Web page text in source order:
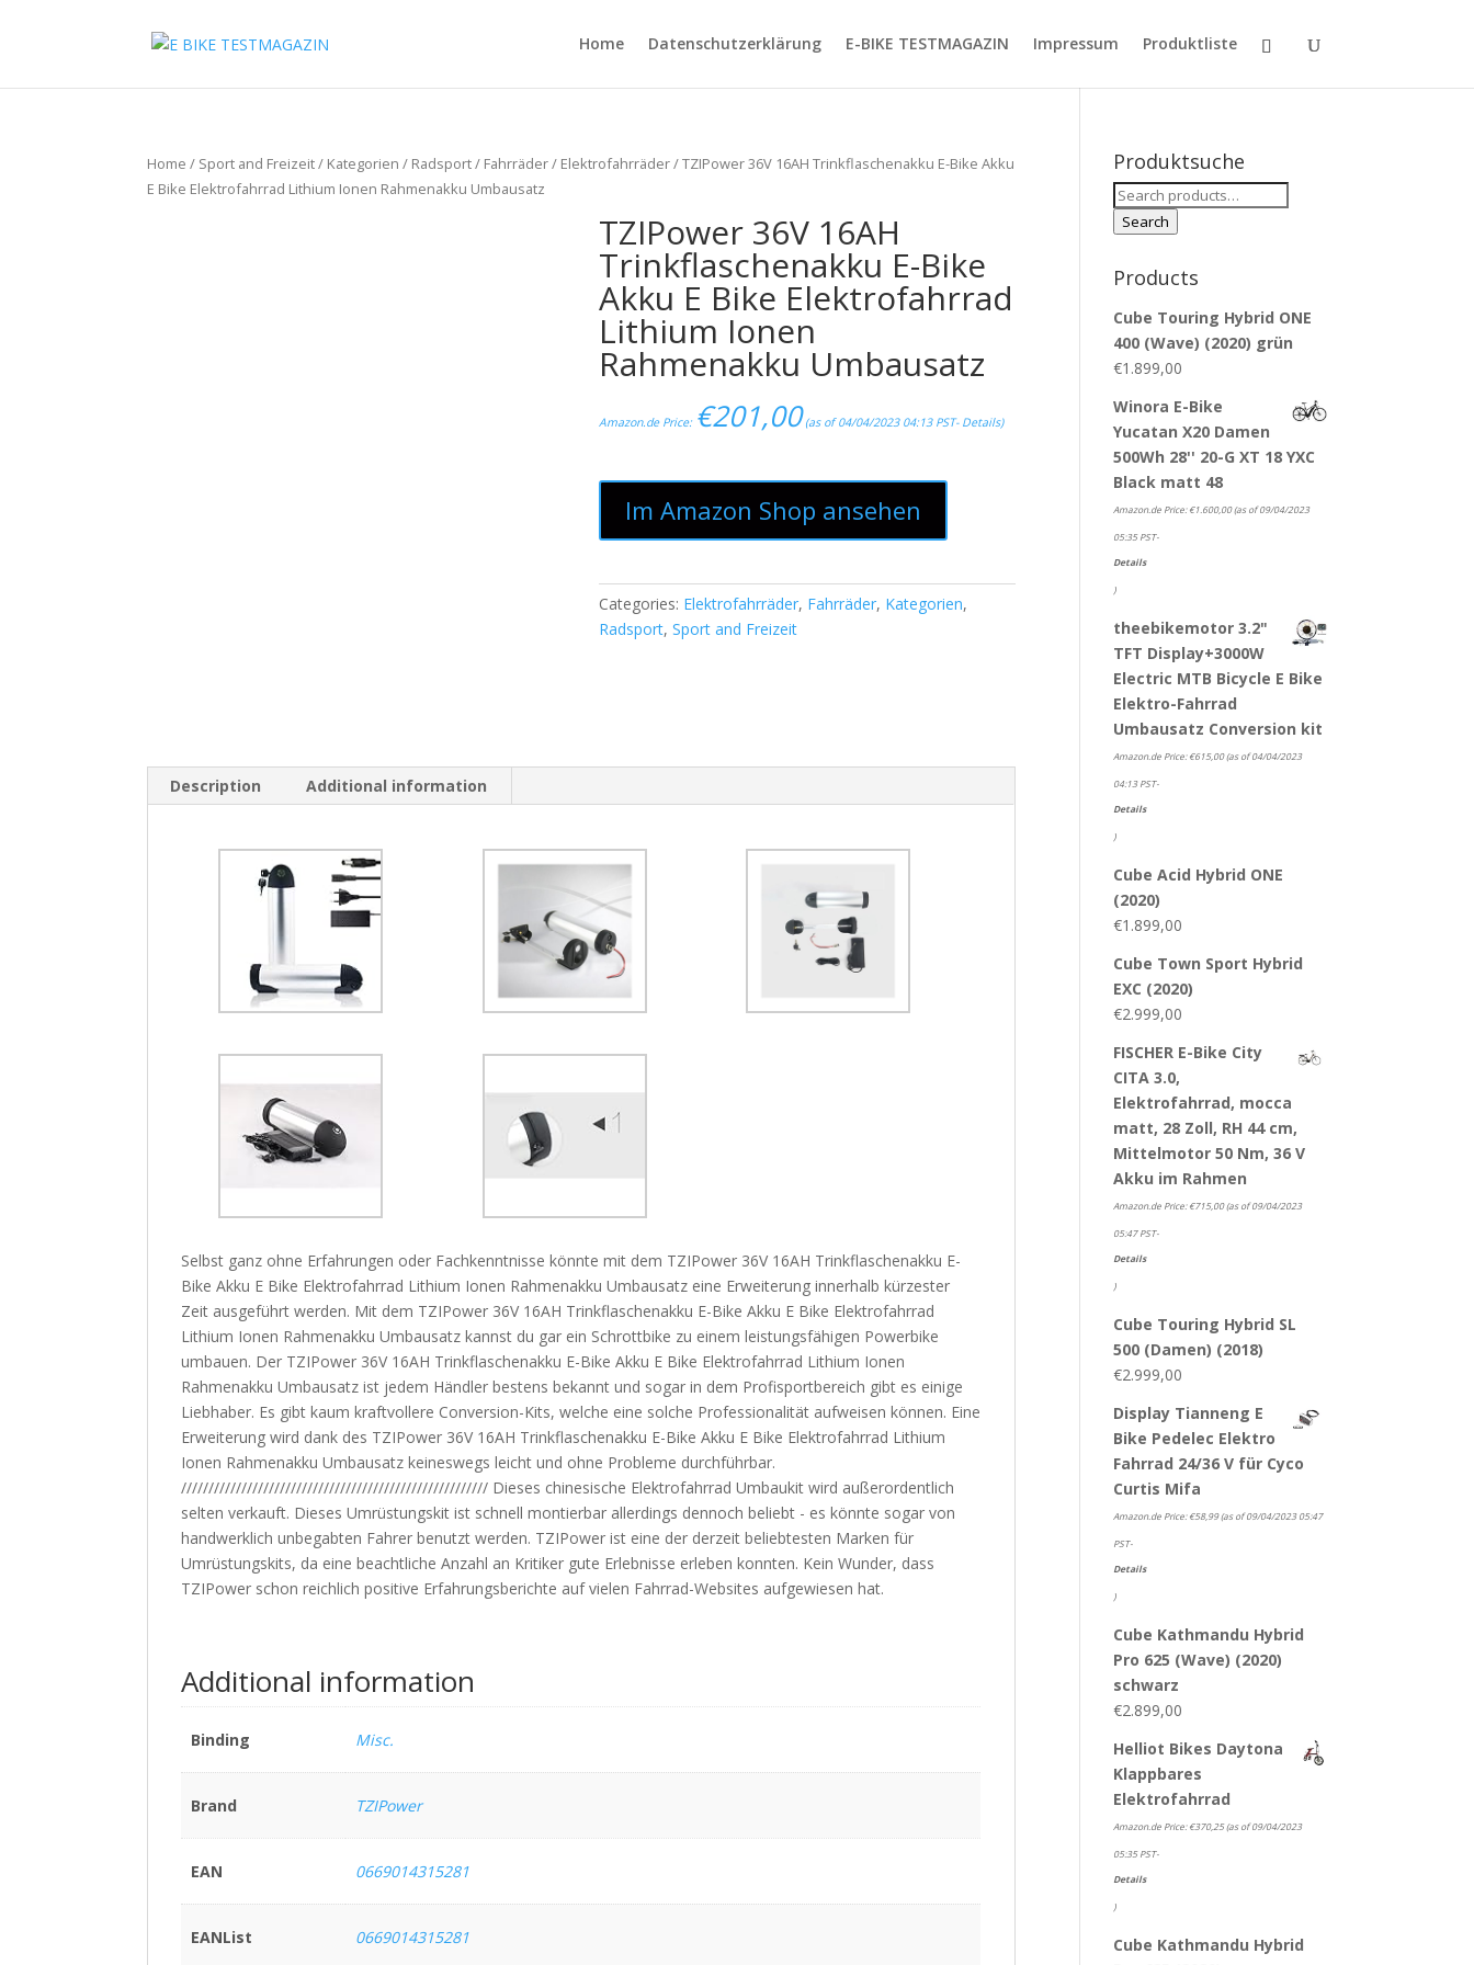
Home Datenschutzerklärung E-BIKE TESTMAGAZIN Impressum Produktliste
Home / Sport and Freizeit/ Kategorien / Radsport/ Fahrräder/ Elektrofahrräder/ TZIPower 36V 16AH Trinkflaschenakku E-Bike Akku
E Bike Elektrofahrrad Lithium Ionen Rahmenakku Umbausatz
TZIPower 36V 16AH
Trinkflaschenakku E-Bike
Akku E Bike Elektrofahrrad
Lithium Ionen
Rahmenakku Umbausatz
Amazon.de Price: €201,00(as of 04/04/2023 04:13 PST- Details)
Im Amazon Shop ansehen
Categories: Elektrofahrräder, Fahrräder, Kategorien,
Radsport,Sport and Freizeit
Description Additional information
Selbst ganz ohne Erfahrungen oder Fachkenntnisse könnte mit dem TZIPower 36V 16AH Trinkflaschenakku E-
Bike Akku E Bike Elektrofahrrad Lithium Ionen Rahmenakku Umbausatz eine Erweiterung innerhalb kürzester
Zeit ausgeführt werden. Mit dem TZIPower 36V 16AH Trinkflaschenakku E-Bike Akku E Bike Elektrofahrrad
Lithium Ionen Rahmenakku Umbausatz kannst du gar ein Schrottbike zu einem leistungsfähigen Powerbike
umbauen. Der TZIPower 36V 16AH Trinkflaschenakku E-Bike Akku E Bike Elektrofahrrad Lithium Ionen
Rahmenakku Umbausatz ist jedem Händler bestens bekannt und sogar in dem Profisportbereich gibt es einige
Liebhaber. Es gibt kaum kraftvollere Conversion-Kits, welche eine solche Professionalität aufweisen können. Eine
Erweiterung wird dank des TZIPower 36V 16AH Trinkflaschenakku E-Bike Akku E Bike Elektrofahrrad Lithium
Ionen Rahmenakku Umbausatz keineswegs leicht und ohne Probleme durchführbar.
//////////////////////////////////////////////////////// Dieses chinesische Elektrofahrrad Umbaukit wird außerordentlich
selten verkauft. Dieses Umrüstungskit ist schnell montierbar allerdings dennoch beliebt - es könnte sogar von
handwerklich unbegabten Fahrer benutzt werden. TZIPower ist eine der derzeit beliebtesten Marken für
Umrüstungskits, da eine beachtliche Anzahl an Kritiker gute Erlebnisse erleben konnten. Kein Wunder, dass
TZIPower schon reichlich positive Erfahrungsberichte auf vielen Fahrrad-Websites aufgewiesen hat.
Additional information
Binding Misc.
Brand TZIPower
EAN 0669014315281
EANList 0669014315281
Produktsuche
Search
for:
Search
Products
Cube Touring Hybrid ONE
400 (Wave) (2020) grün
€1.899,00
Winora E-Bike
Yucatan X20 Damen
500Wh 28'' 20-G XT 18 YXC
Black matt 48
Amazon.de Price:€1.600,00(as of 09/04/2023
05:35 PST-
Details
)
theebikemotor 3.2"
TFT Display+3000W
Electric MTB Bicycle E Bike
Elektro-Fahrrad
Umbausatz Conversion kit
Amazon.de Price:€615,00(as of 04/04/2023
04:13 PST-
Details
)
Cube Acid Hybrid ONE
(2020)
€1.899,00
Cube Town Sport Hybrid
EXC (2020)
€2.999,00
FISCHER E-Bike City
CITA 3.0,
Elektrofahrrad, mocca
matt, 28 Zoll, RH 44 cm,
Mittelmotor 50 Nm, 36 V
Akku im Rahmen
Amazon.de Price:€715,00(as of 09/04/2023
05:47 PST-
Details
)
Cube Touring Hybrid SL
500 (Damen) (2018)
€2.999,00
Display Tianneng E
Bike Pedelec Elektro
Fahrrad 24/36 V für Cyco
Curtis Mifa
Amazon.de Price:€58,99(as of 09/04/2023 05:47
PST-
Details
)
Cube Kathmandu Hybrid
Pro 625 (Wave) (2020)
schwarz
€2.899,00
Helliot Bikes Daytona
Klappbares
Elektrofahrrad
Amazon.de Price:€370,25(as of 09/04/2023
05:35 PST-
Details
)
Cube Kathmandu Hybrid